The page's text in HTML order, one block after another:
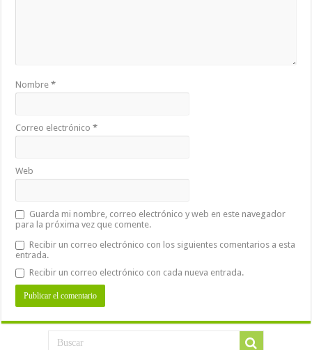
Nombre*
Correo electrónico*
Web
Guarda mi nombre, correo electrónico y web en este navegador
para la próxima vez que comente.
Recibir un correo electrónico con los siguientes comentarios a esta
entrada.
Recibir un correo electrónico con cada nueva entrada.